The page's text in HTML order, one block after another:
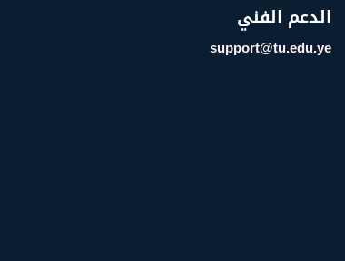
الدعم الفني
support@tu.edu.ye